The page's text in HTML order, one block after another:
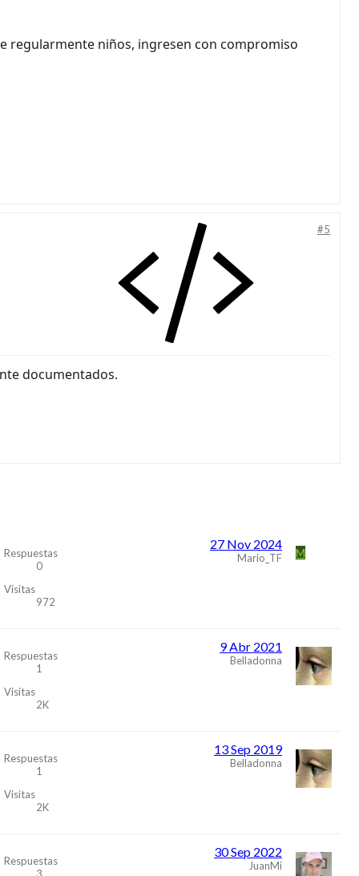
regularmente niños, ingresen con compromiso
#5
documentados.
Respuestas
0
Visitas
972
27 Nov 2024
Mario_TF M
Respuestas
1
Visitas
2K
9 Abr 2021
Belladonna
Respuestas
1
Visitas
2K
13 Sep 2019
Belladonna
Respuestas
30 Sep 2022
JuanMi